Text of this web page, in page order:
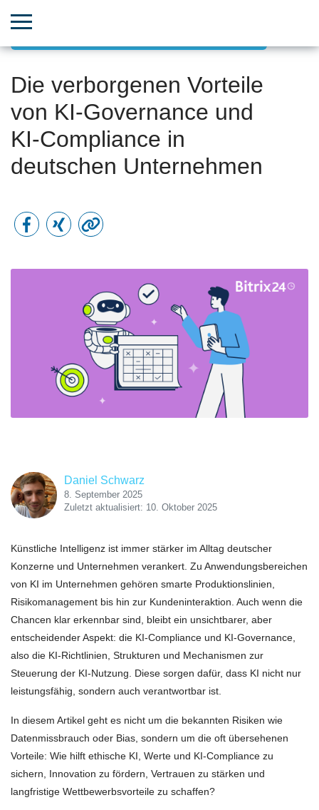
Die verborgenen Vorteile
von KI-Governance und
KI-Compliance in
deutschen Unternehmen
Daniel Schwarz
8. September 2025
Zuletzt aktualisiert: 10. Oktober 2025
Künstliche Intelligenz ist immer stärker im Alltag deutscher
Konzerne und Unternehmen verankert. Zu Anwendungsbereichen
von KI im Unternehmen gehören smarte Produktionslinien,
Risikomanagement bis hin zur Kundeninteraktion. Auch wenn die
Chancen klar erkennbar sind, bleibt ein unsichtbarer, aber
entscheidender Aspekt: die KI-Compliance und KI-Governance,
also die KI-Richtlinien, Strukturen und Mechanismen zur
Steuerung der KI-Nutzung. Diese sorgen dafür, dass KI nicht nur
leistungsfähig, sondern auch verantwortbar ist.
In diesem Artikel geht es nicht um die bekannten Risiken wie
Datenmissbrauch oder Bias, sondern um die oft übersehenen
Vorteile: Wie hilft ethische KI, Werte und KI-Compliance zu
sichern, Innovation zu fördern, Vertrauen zu stärken und
langfristige Wettbewerbsvorteile zu schaffen?